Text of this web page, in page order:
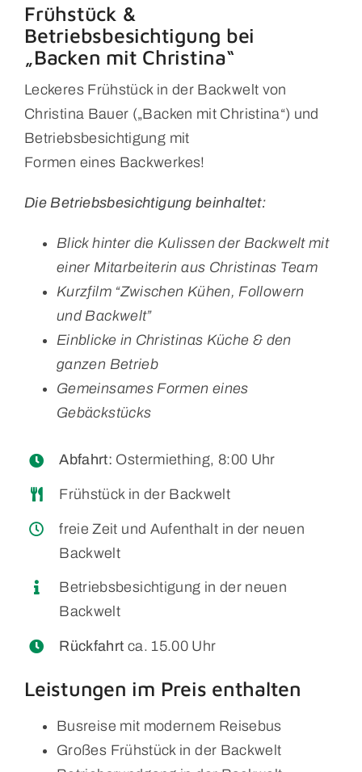
Frühstück &
Betriebsbesichtigung bei
„Backen mit Christina“
Leckeres Frühstück in der Backwelt von
Christina Bauer („Backen mit Christina“) und
Betriebsbesichtigung mit
Formen eines Backwerkes!
Die Betriebsbesichtigung beinhaltet:
Blick hinter die Kulissen der Backwelt mit
einer Mitarbeiterin aus Christinas Team
Kurzfilm “Zwischen Kühen, Followern
und Backwelt”
Einblicke in Christinas Küche & den
ganzen Betrieb
Gemeinsames Formen eines
Gebäckstücks
Abfahrt: Ostermiething, 8:00 Uhr
Frühstück in der Backwelt
freie Zeit und Aufenthalt in der neuen
Backwelt
Betriebsbesichtigung in der neuen
Backwelt
Rückfahrt ca. 15.00 Uhr
Leistungen im Preis enthalten
Busreise mit modernem Reisebus
Großes Frühstück in der Backwelt